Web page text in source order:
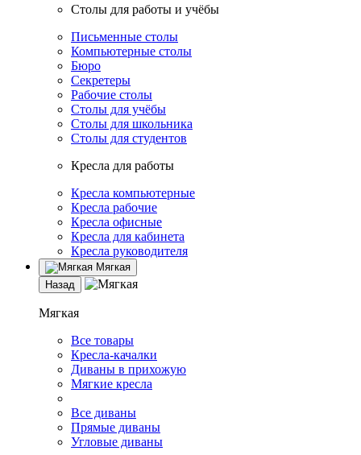
Столы для работы и учёбы
Письменные столы
Компьютерные столы
Бюро
Секретеры
Рабочие столы
Столы для учёбы
Столы для школьника
Столы для студентов
Кресла для работы
Кресла компьютерные
Кресла рабочие
Кресла офисные
Кресла для кабинета
Кресла руководителя
Мягкая
Назад
Мягкая
Все товары
Кресла-качалки
Диваны в прихожую
Мягкие кресла
Все диваны
Прямые диваны
Угловые диваны